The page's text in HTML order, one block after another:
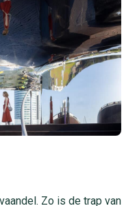
Zo is de trap van